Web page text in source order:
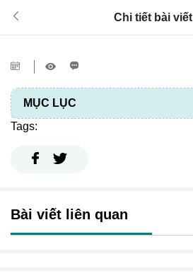
Chi tiết bài viết
MỤC LỤC
Tags:
Bài viết liên quan